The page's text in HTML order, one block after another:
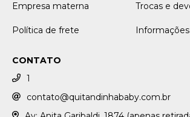
Empresa materna
Trocas e
Política de frete
CONTATO
1
contato@quitandinhababy.com.br